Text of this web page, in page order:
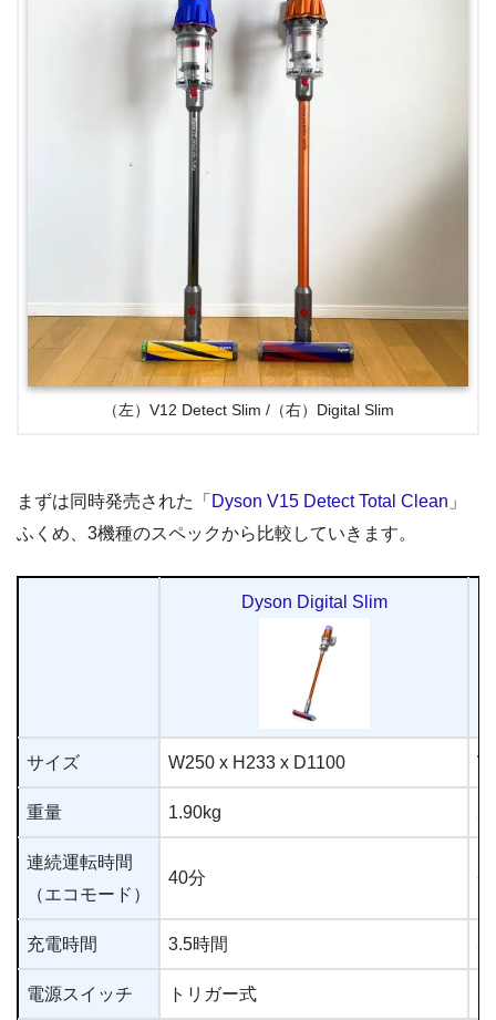
（左）V12 Detect Slim /（右）Digital Slim
まずは同時発売された「 Dyson V15 Detect Total Clean 」
ふくめ、3機種のスペックから比較していきます。
Dyson Digital Slim
サイズ W250 x H233 x D1100
重量 1.90kg
連続運転時間
（エコモード）
40分
充電時間 3.5時間
電源スイッチ トリガー式